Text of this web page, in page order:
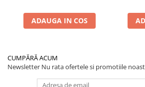
ADAUGA IN COS
CUMPĂRĂ ACUM
Newsletter Nu rata ofertele si promotiile